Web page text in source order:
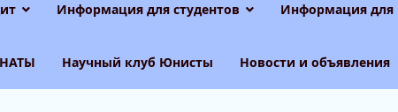
Информация для студентов Информация для
Научный клуб Юнисты Новости и объявления